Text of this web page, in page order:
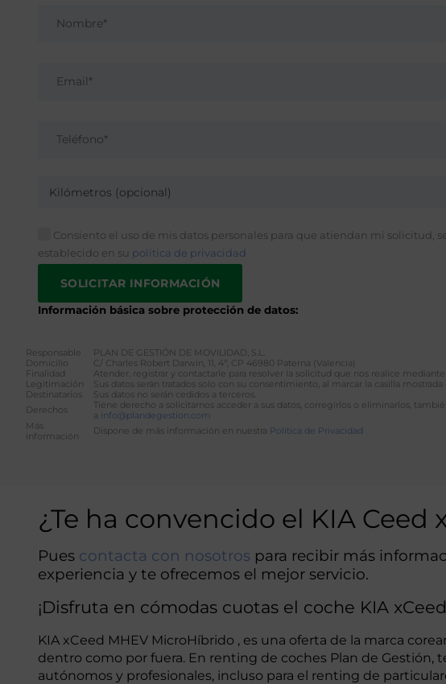
Kilómetros (opcional)
Consiento el uso de mis datos personales para que atiendan mi solicitud,
establecido en su política de privacidad
Información básica sobre protección de datos:
Responsable
PLAN DE GESTIÓN DE MOVILIDAD, S.L.
Domicilio
C/ Charles Robert Darwin, 11, 4ª, CP 46980 Paterna (Valencia)
Finalidad
Atender, registrar y contactarle para resolver la solicitud que nos realice
Legitimación
Sus datos serán tratados solo con su consentimiento, al marcar la casilla
Destinatarios
Sus datos no serán cedidos a terceros.
Derechos
Tiene derecho a solicitarnos acceder a sus datos, corregirlos o eliminarlos,
a info@plandegestion.com
Más
información
Dispone de más información en nuestra Política de Privacidad
¿Te ha convencido el KIA
Pues contacta con nosotros para recibir más
experiencia y te ofrecemos el mejor servicio.
¡Disfruta en cómodas cuotas el coche KIA
KIA xCeed MHEV MicroHíbrido , es una oferta de la marca
dentro como por fuera. En renting de coches Plan de
autónomos y profesionales, incluso para el renting de